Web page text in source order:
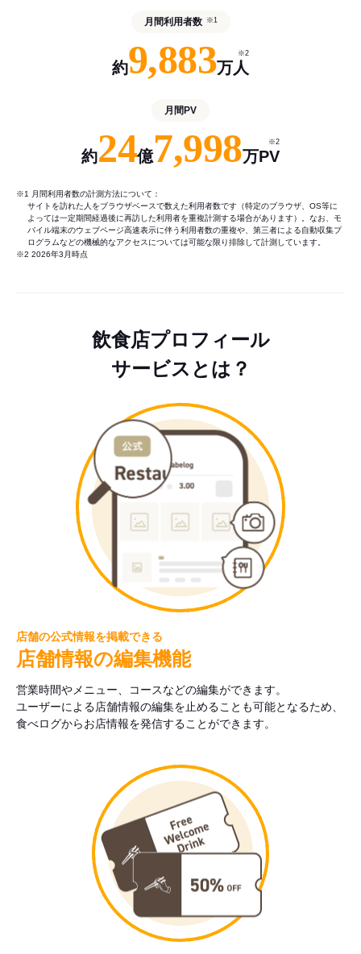
月間利用者数 ※1
約9,883万人
※2
月間PV
約24億7,998万PV
※2
※1 月間利用者数の計測方法について：
サイトを訪れた人をブラウザベースで数えた利用者数です（特定のブラウザ、OS等に
よっては一定期間経過後に再訪した利用者を重複計測する場合があります）。なお、モ
バイル端末のウェブページ高速表示に伴う利用者数の重複や、第三者による自動収集プ
ログラムなどの機械的なアクセスについては可能な限り排除して計測しています。
※2 2026年3月時点
飲食店プロフィール
サービスとは？
店舗の公式情報を掲載できる
店舗情報の編集機能
営業時間やメニュー、コースなどの編集ができます。
ユーザーによる店舗情報の編集を止めることも可能となるため、
食べログからお店情報を発信することができます。